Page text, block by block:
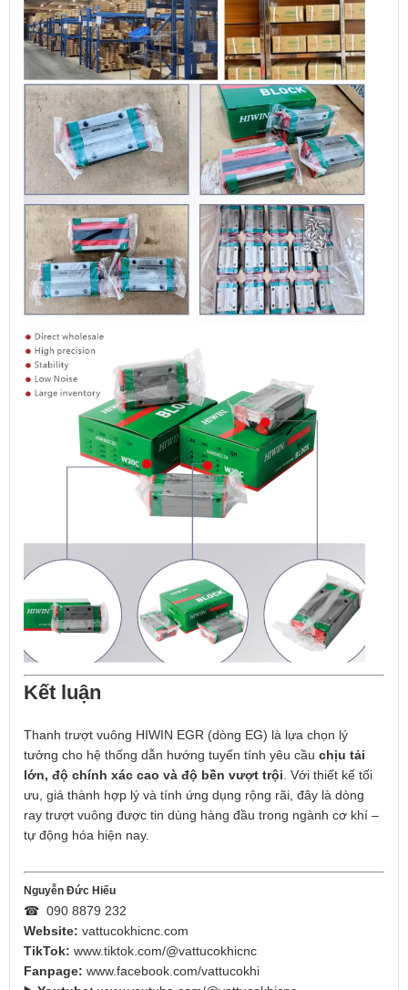
Kết luận
Thanh trượt vuông HIWIN EGR (dòng EG) là lựa chọn lý
tưởng cho hệ thống dẫn hướng tuyến tính yêu cầu chịu tải
lớn, độ chính xác cao và độ bền vượt trội . Với thiết kế tối
ưu, giá thành hợp lý và tính ứng dụng rộng rãi, đây là dòng
ray trượt vuông được tin dùng hàng đầu trong ngành cơ khí –
tự động hóa hiện nay.
Nguyễn Đức Hiếu
☎ 090 8879 232
Website: vattucokhicnc.com
TikTok: www.tiktok.com/@vattucokhicnc
Fanpage: www.facebook.com/vattucokhi